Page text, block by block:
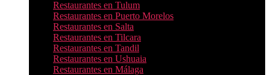
Restaurantes en Tulum
Restaurantes en Puerto Morelos
Restaurantes en Salta
Restaurantes en Tilcara
Restaurantes en Tandil
Restaurantes en Ushuaia
Restaurantes en Málaga